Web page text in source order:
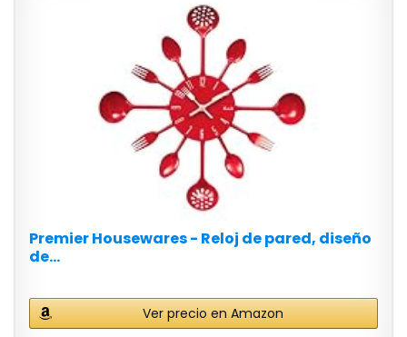
Premier Housewares - Reloj de pared, diseño
de...
Ver precio en Amazon